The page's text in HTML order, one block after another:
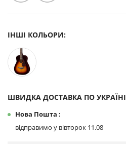
ШВИДКА ДОСТАВКА ПО УКРАЇНІ
Нова Пошта :
відправимо у вівторок 11.08
ІНШІ КОЛЬОРИ: